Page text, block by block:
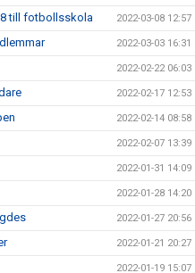
till fotbollsskola 2022-03-08 12:57
2022-03-03 16:31
2022-02-22 06:03
2022-02-17 12:53
2022-02-14 08:58
2022-02-07 13:39
2022-01-31 14:09
2022-01-28 14:20
2022-01-27 20:56
2022-01-21 20:27
2022-01-19 15:07